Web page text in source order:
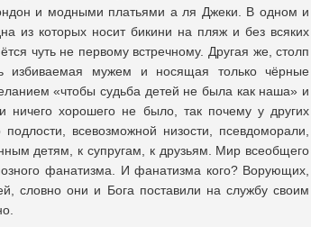
и модными платьями а ля Джеки. В одном и
из которых носит бикини на пляж и без всяких
чуть не первому встречному. Другая же, столп
избиваемая мужем и носящая только чёрные
«чтобы судьба детей не была как наша» и
ничего хорошего не было, так почему у других
всевозможной низости, псевдоморали,
детям, к супругам, к друзьям. Мир всеобщего
фанатизма. И фанатизма кого? Ворующих,
словно они и Бога поставили на службу своим